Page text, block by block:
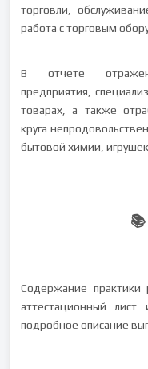
торговли,
работа с торговым
В отчете
предприятия,
товарах, а также
круга
бытовой химии,
Содержание практики
аттестационный
подробное описание